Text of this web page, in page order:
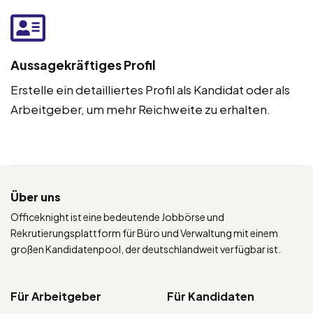
Aussagekräftiges Profil
Erstelle ein detailliertes Profil als Kandidat oder als
Arbeitgeber, um mehr Reichweite zu erhalten.
Über uns
Officeknight ist eine bedeutende Jobbörse und
Rekrutierungsplattform für Büro und Verwaltung mit einem
großen Kandidatenpool, der deutschlandweit verfügbar ist.
Für Arbeitgeber Für Kandidaten